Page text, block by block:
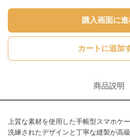
購入画面に進
カートに追加
商品説明
上質な素材を使用した手帳型スマホケ
洗練されたデザインと丁寧な縫製が高